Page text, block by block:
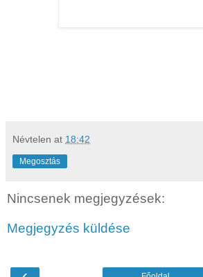
Névtelen at 18:42
Megosztás
Nincsenek megjegyzések:
Megjegyzés küldése